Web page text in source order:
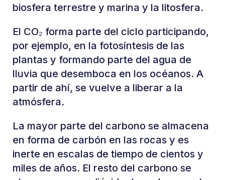
biosfera terrestre y marina y la litosfera.
El CO₂ forma parte del ciclo participando,
por ejemplo, en la fotosíntesis de las
plantas y formando parte del agua de
lluvia que desemboca en los océanos. A
partir de ahí, se vuelve a liberar a la
atmósfera.
La mayor parte del carbono se almacena
en forma de carbón en las rocas y es
inerte en escalas de tiempo de cientos y
miles de años. El resto del carbono se